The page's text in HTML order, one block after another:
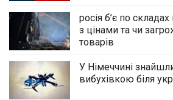
росія б’є по
з цінами та чи
товарів
У Німеччині
вибухівкою біля